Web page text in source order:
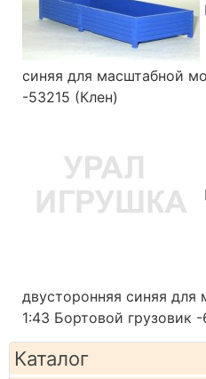
синяя для масштабной
-53215 (Клен)
двусторонняя синяя
1:43 Бортовой грузовик -
Каталог